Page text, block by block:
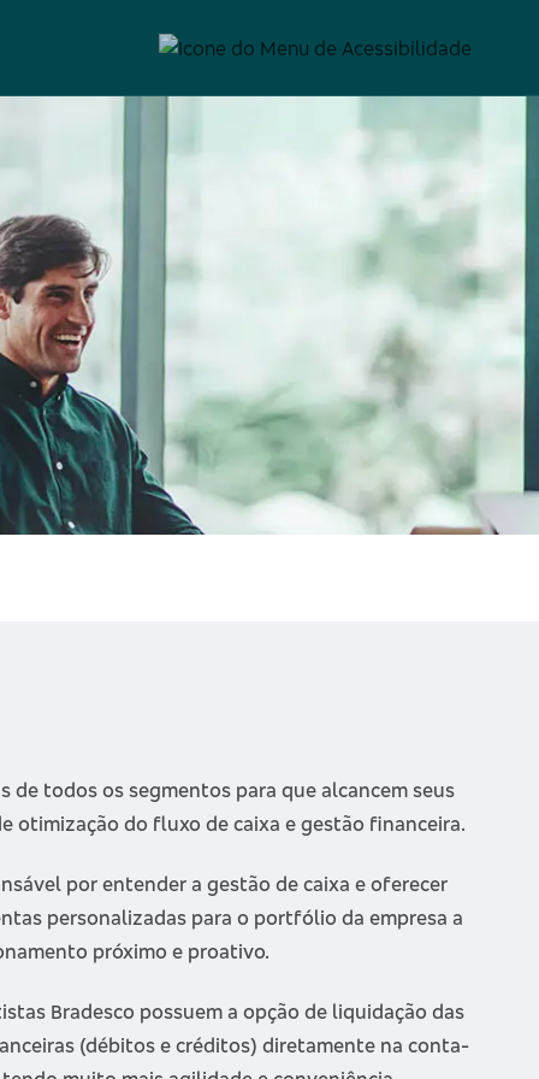
de todos os segmentos para que alcancem seus
otimização do fluxo de caixa e gestão financeira.
por entender a gestão de caixa e oferecer
personalizadas para o portfólio da empresa a
próximo e proativo.
Bradesco possuem a opção de liquidação das
(débitos e créditos) diretamente na conta-